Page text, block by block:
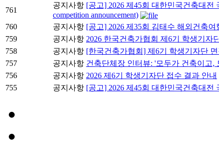
761
공지사항 [공고] 2026 제45회 대한민국건축대전
competition announcement)
760
공지사항 [공고] 2026 제35회 김태수 해외건축
759
공지사항 2026 한국건축가협회 제6기 학생기자
758
공지사항 [한국건축가협회] 제6기 학생기자단
757
공지사항 건축단체장 인터뷰: '모두가 건축이고,
756
공지사항 2026 제6기 학생기자단 접수 결과 안내
755
공지사항 [공고] 2026 제45회 대한민국건축대전